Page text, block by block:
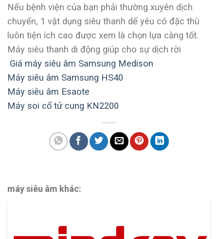
Nếu bệnh viện của bạn phải thường xuyên dịch
chuyển, 1 vật dụng siêu thanh dế yêu có đặc thù
luôn tiện ích cao được xem là chọn lựa càng tốt.
Máy siêu thanh di động giúp cho sự dịch rời
Giá máy siêu âm Samsung Medison
Máy siêu âm Samsung HS40
Máy siêu âm Esaote
Máy soi cổ tử cung KN2200
máy siêu âm khác: